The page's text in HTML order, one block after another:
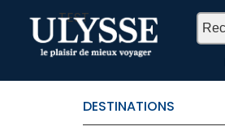
TEST
DESTINATIONS